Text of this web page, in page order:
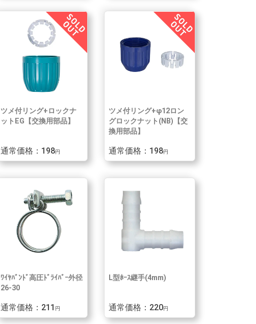
ツメ付リング+ロックナ
ットEG【交換用部品】
通常価格：198円
ツメ付リング+φ12ロン
グロックナット(NB)【交
換用部品】
通常価格：198円
ﾜｲﾔﾊﾞﾝﾄﾞ高圧ﾄﾞﾗｲﾊﾞｰ外径
26-30
通常価格：211 円
L型ﾎｰｽ継手(4mm)
通常価格：220円